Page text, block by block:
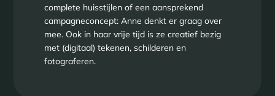
complete huisstijlen of een aansprekend
campagneconcept: Anne denkt er graag over
mee. Ook in haar vrije tijd is ze creatief bezig
met (digitaal) tekenen, schilderen en
fotograferen.